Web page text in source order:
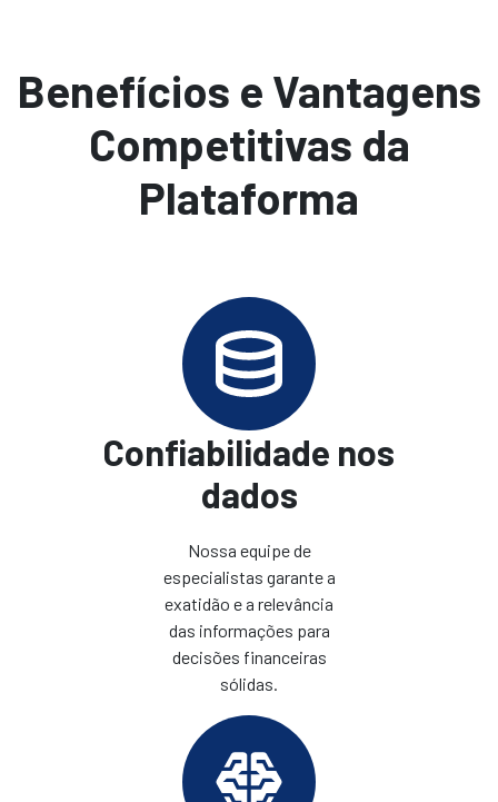
Benefícios e Vantagens
Competitivas da
Plataforma
Confiabilidade nos
dados
Nossa equipe de
especialistas garante a
exatidão e a relevância
das informações para
decisões financeiras
sólidas.